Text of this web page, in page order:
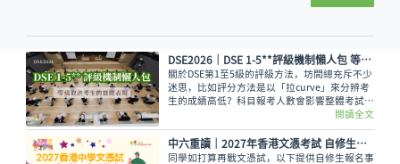
DSE2026｜DSE 1-5**評級機制懶人包 等級取決考生的實際表現
關於DSE第1至5級的評級方法，坊間總充斥不少
迷思，比如評分方法是以「拉curve」來分辨考
生的成績高低？科目報考人數會影響整體考試成
績，意即越多人報考的科目，就越容易考取佳
績？又如，考生越來越多都會對成績造成影響？
香港考試及評核局是採用水平參照成績匯報制
度，每一級都有預設的水平。
閱讀全文
中六重讀│2027年香港文憑考試 自修生報名事宜
同學如打算再戰文憑試，以下提供自修生報名事